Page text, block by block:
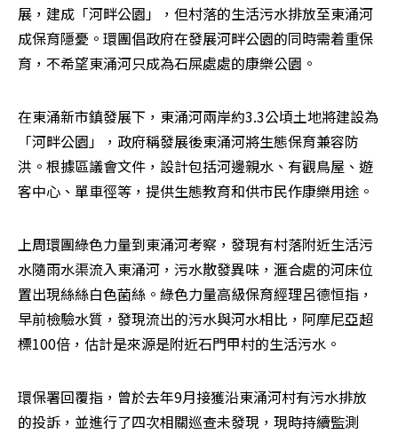
展，建成「河畔公園」，但村落的生活污水排放至東涌河
成保育隱憂。環團倡政府在發展河畔公園的同時需着重保
育，不希望東涌河只成為石屎處處的康樂公園。
在東涌新市鎮發展下，東涌河兩岸約3.3公頃土地將建設為
「河畔公園」，政府稱發展後東涌河將生態保育兼容防
洪。根據區議會文件，設計包括河邊親水、有觀鳥屋、遊
客中心、單車徑等，提供生態教育和供市民作康樂用途。
上周環團綠色力量到東涌河考察，發現有村落附近生活污
水隨雨水渠流入東涌河，污水散發異味，滙合處的河床位
置出現絲絲白色菌絲。綠色力量高級保育經理呂德恒指，
早前檢驗水質，發現流出的污水與河水相比，阿摩尼亞超
標100倍，估計是來源是附近石門甲村的生活污水。
環保署回覆指，曾於去年9月接獲沿東涌河村有污水排放
的投訴，並進行了四次相關巡查未發現，現時持續監測